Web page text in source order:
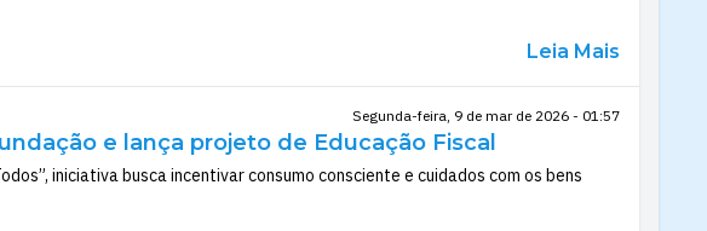
Leia Mais
Segunda-feira, 9 de mar de 2026 - 01:57
e lança projeto de Educação Fiscal
iniciativa busca incentivar consumo consciente e cuidados com os bens